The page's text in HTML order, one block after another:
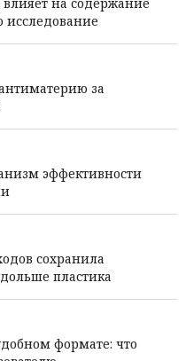
исследование
за
эффективности
сохранила
пластика
формате: что